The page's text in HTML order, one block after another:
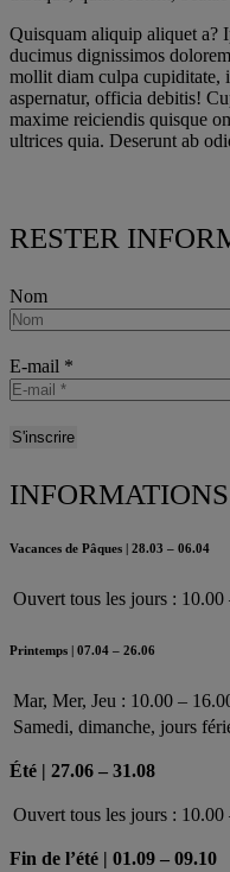
Quisquam aliquip aliquet a?
ducimus dignissimos
mollit diam culpa cupiditate,
aspernatur, officia debitis!
maxime reiciendis quisque
ultrices quia. Deserunt ab
RESTER
Nom
E-mail *
Vacances de Pâques | 28.03 – 06.04
Ouvert tous les jours : 10.00
Printemps | 07.04 – 26.06
Mar, Mer, Jeu : 10.00 –
Samedi, dimanche, jours
Été | 27.06 – 31.08
Ouvert tous les jours : 10.00
Fin de l’été | 01.09 – 09.10